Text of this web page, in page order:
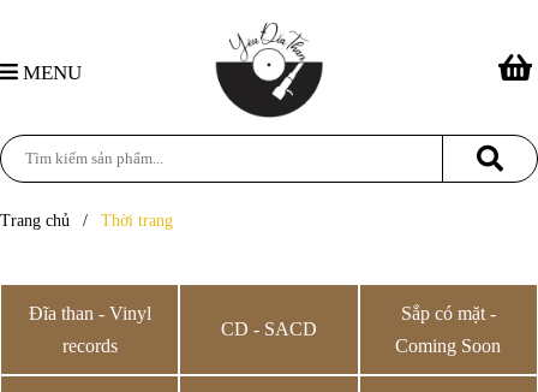
MENU
Trang chủ / Thời trang
Đĩa than - Vinyl
records
CD - SACD
Sắp có mặt -
Coming Soon